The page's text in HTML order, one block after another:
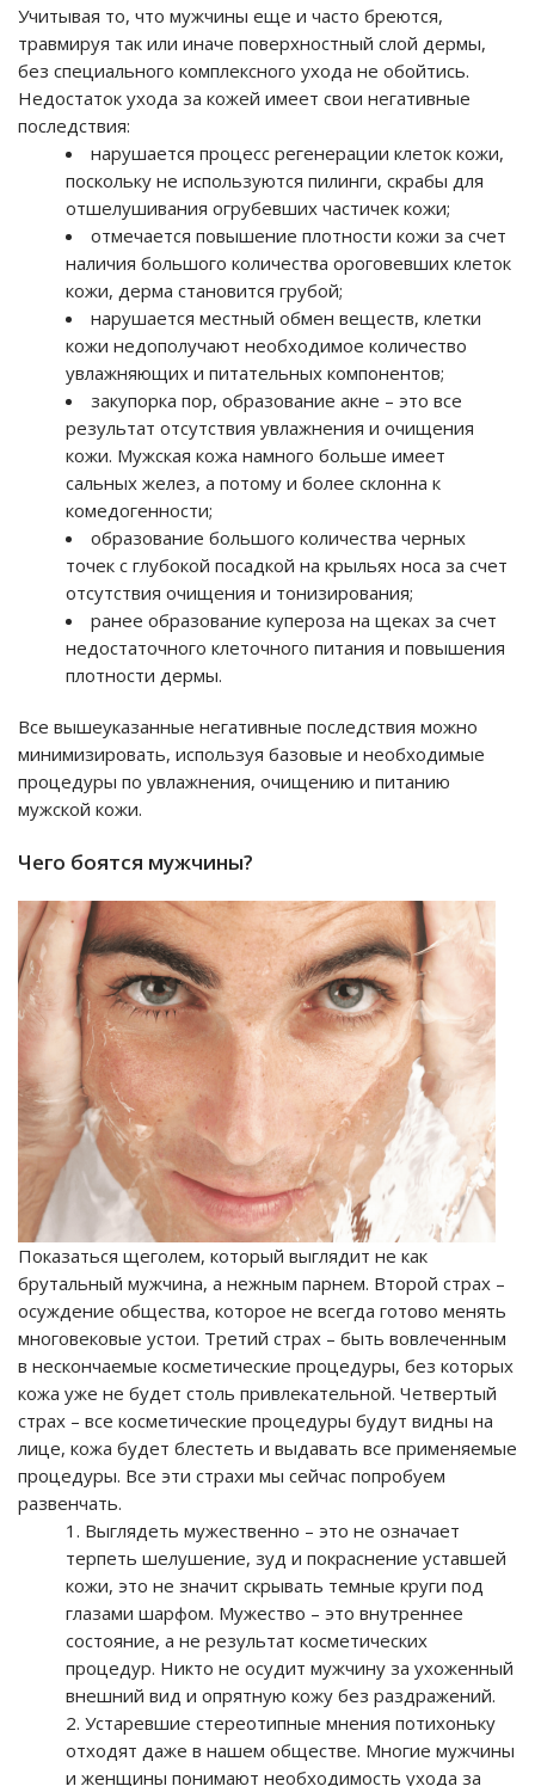
Учитывая то, что мужчины еще и часто бреются,
травмируя так или иначе поверхностный слой дермы,
без специального комплексного ухода не обойтись.
Недостаток ухода за кожей имеет свои негативные
последствия:
нарушается процесс регенерации клеток кожи,
поскольку не используются пилинги, скрабы для
отшелушивания огрубевших частичек кожи;
отмечается повышение плотности кожи за счет
наличия большого количества ороговевших клеток
кожи, дерма становится грубой;
нарушается местный обмен веществ, клетки
кожи недополучают необходимое количество
увлажняющих и питательных компонентов;
закупорка пор, образование акне – это все
результат отсутствия увлажнения и очищения
кожи. Мужская кожа намного больше имеет
сальных желез, а потому и более склонна к
комедогенности;
образование большого количества черных
точек с глубокой посадкой на крыльях носа за счет
отсутствия очищения и тонизирования;
ранее образование купероза на щеках за счет
недостаточного клеточного питания и повышения
плотности дермы.
Все вышеуказанные негативные последствия можно
минимизировать, используя базовые и необходимые
процедуры по увлажнения, очищению и питанию
мужской кожи.
Чего боятся мужчины?
Показаться щеголем, который выглядит не как
брутальный мужчина, а нежным парнем. Второй страх –
осуждение общества, которое не всегда готово менять
многовековые устои. Третий страх – быть вовлеченным
в нескончаемые косметические процедуры, без которых
кожа уже не будет столь привлекательной. Четвертый
страх – все косметические процедуры будут видны на
лице, кожа будет блестеть и выдавать все применяемые
процедуры. Все эти страхи мы сейчас попробуем
развенчать.
Выглядеть мужественно – это не означает
терпеть шелушение, зуд и покраснение уставшей
кожи, это не значит скрывать темные круги под
глазами шарфом. Мужество – это внутреннее
состояние, а не результат косметических
процедур. Никто не осудит мужчину за ухоженный
внешний вид и опрятную кожу без раздражений.
Устаревшие стереотипные мнения потихоньку
отходят даже в нашем обществе. Многие мужчины
и женщины понимают необходимость ухода за